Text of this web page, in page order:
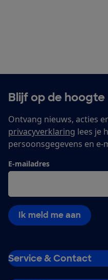
Blijf op de hoogte
Ontvang nieuws, acties
privacyverklaring lees je
persoonsgegevens en
E-mailadres
Ik meld me aan
Service & Contact